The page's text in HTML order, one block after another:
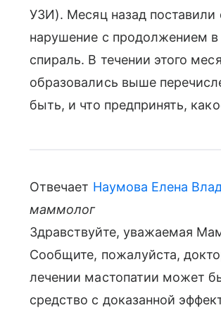
УЗИ). Месяц назад поставили
нарушение с продолжением
спираль. В течении этого
образовались выше
быть, и что предпринять,
Отвечает Наумова Елена
маммолог
Здравствуйте, уважаемая
Сообщите, пожалуйста,
лечении мастопатии может
средство с доказанной